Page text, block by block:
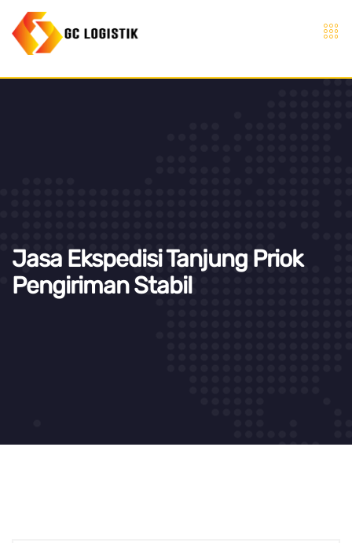
Jasa Ekspedisi Tanjung Priok
Pengiriman Stabil